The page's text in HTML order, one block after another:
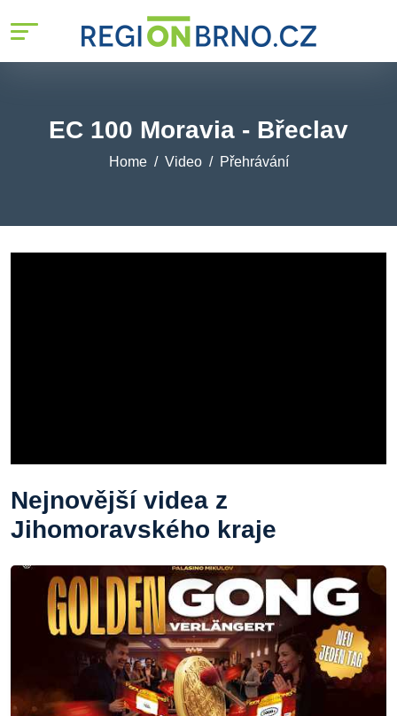
EC 100 Moravia - Břeclav
Home Video Přehrávání
Nejnovější videa z
Jihomoravského kraje